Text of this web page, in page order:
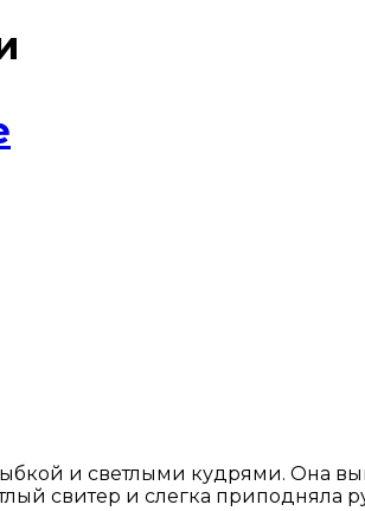
и светлыми кудрями. Она
свитер и слегка приподняла